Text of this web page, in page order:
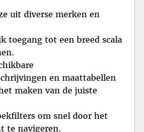
uit diverse merken en
toegang tot een breed scala
en maattabellen
maken van de juiste
om snel door het
te navigeren.